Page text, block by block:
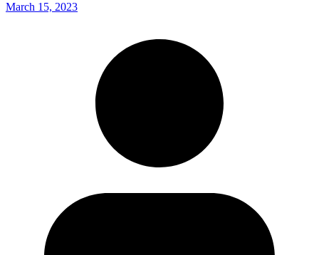
March 15, 2023